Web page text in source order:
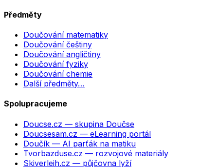
Předměty
Doučování matematiky
Doučování češtiny
Doučování angličtiny
Doučování fyziky
Doučování chemie
Další předměty…
Spolupracujeme
Doucse.cz — skupina Doučse
Doucsesam.cz — eLearning portál
Doučík — AI parťák na matiku
Tvorbazduse.cz — rozvojové materiály
Skiverleih.cz — půjčovna lyží